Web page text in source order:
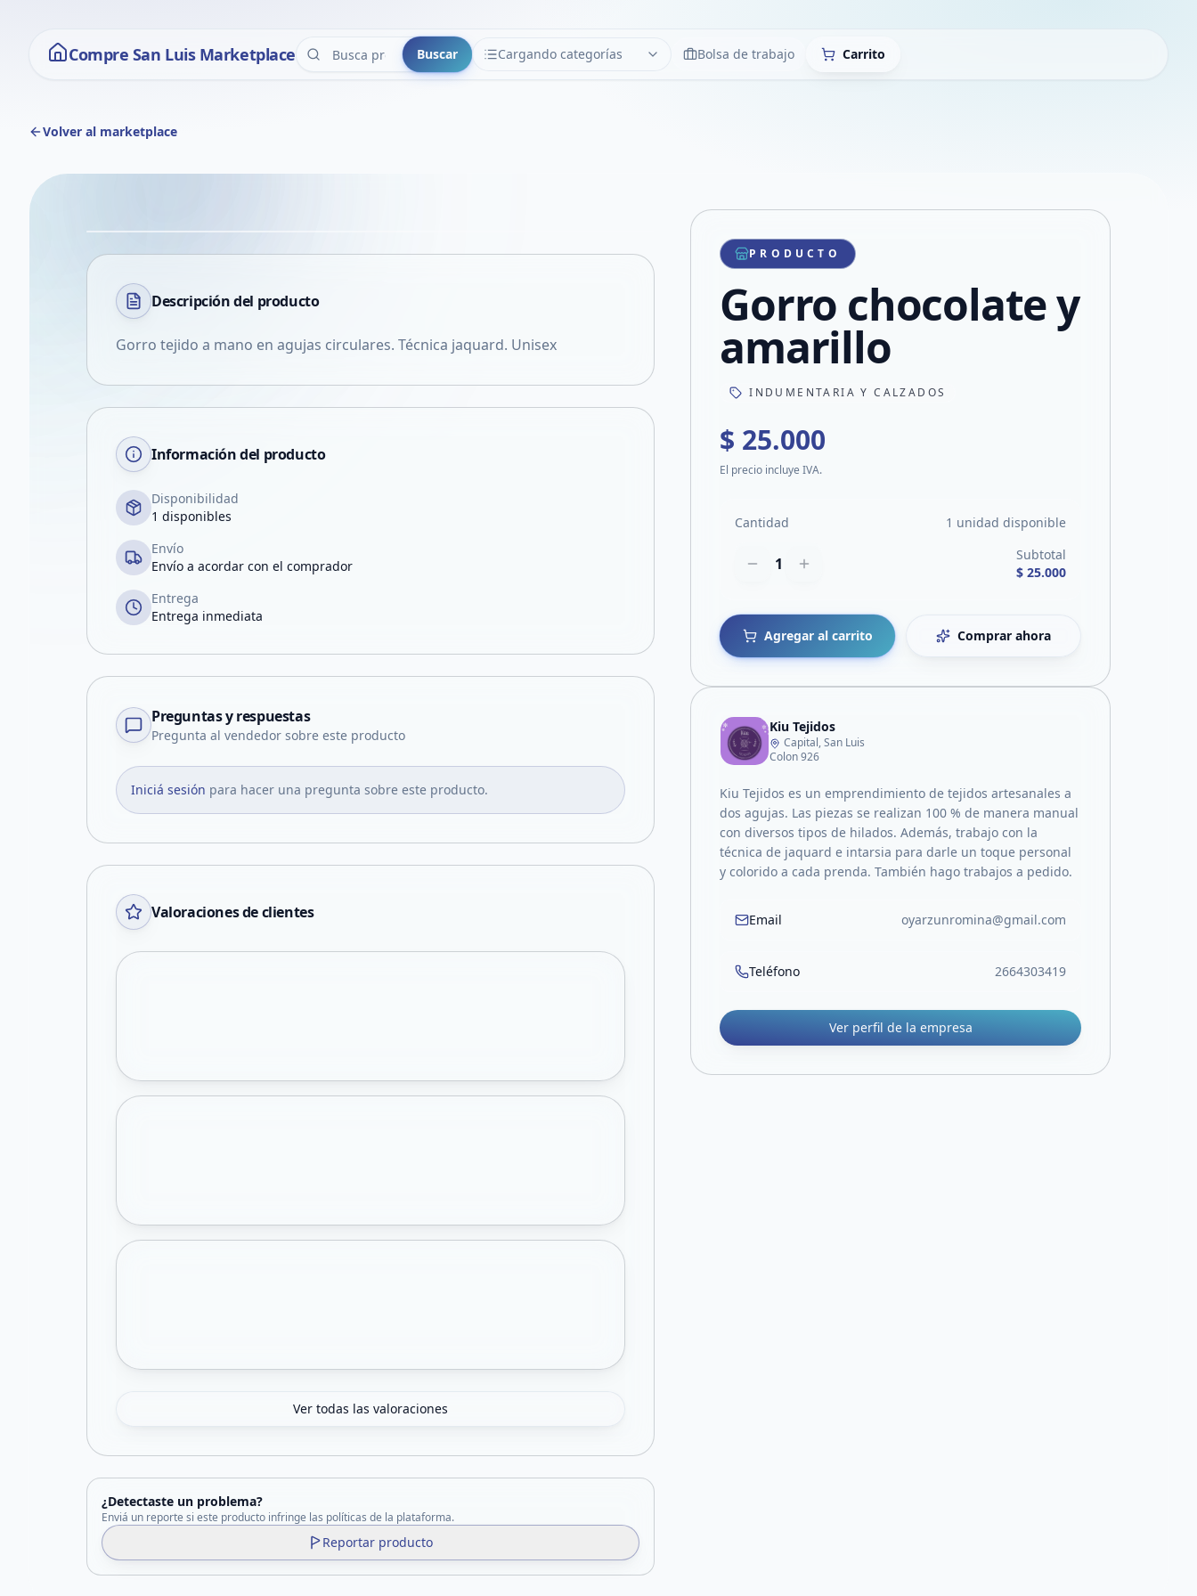
Compre San Luis Marketplace Buscar Cargando categorías
CATEGORÍAS LimpiarBolsa de trabajo Carrito
Volver al marketplace
VER EN PANTALLA COMPLETA
Compartir producto
Compartir por WhatsApp
Compartir por mail
Compartir en Facebook
Descripción del producto
Gorro tejido a mano en agujas circulares. Técnica jaquard. Unisex
Información del producto
Disponibilidad
1 disponibles
Envío
Envío a acordar con el comprador
Entrega
Entrega inmediata
Preguntas y respuestas
Pregunta al vendedor sobre este producto
Iniciá sesión para hacer una pregunta sobre este producto.
Valoraciones de clientes
Ver todas las valoraciones
¿Detectaste un problema?
Enviá un reporte si este producto infringe las políticas de la plataforma.
Reportar producto
PRODUCTO
Gorro chocolate y
amarillo
INDUMENTARIA Y CALZADOS
$ 25.000
El precio incluye IVA.
Cantidad 1 unidad disponible
1
Subtotal
$ 25.000
Agregar al carrito Comprar ahora
Kiu Tejidos
Capital, San Luis
Colon 926
Kiu Tejidos es un emprendimiento de tejidos artesanales a
dos agujas. Las piezas se realizan 100 % de manera manual
con diversos tipos de hilados. Además, trabajo con la
técnica de jaquard e intarsia para darle un toque personal
y colorido a cada prenda. También hago trabajos a pedido.
Email oyarzunromina@gmail.com
Teléfono 2664303419
Ver perfil de la empresa